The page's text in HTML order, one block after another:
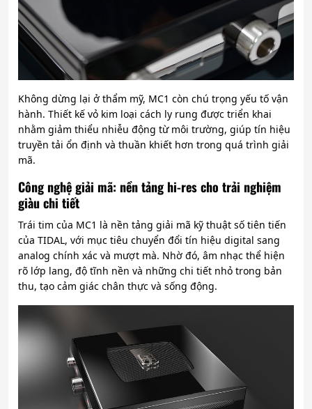
Không dừng lại ở thẩm mỹ, MC1 còn chú trọng yếu tố vận
hành. Thiết kế vỏ kim loại cách ly rung được triển khai
nhằm giảm thiểu nhiễu động từ môi trường, giúp tín hiệu
truyền tải ổn định và thuần khiết hơn trong quá trình giải
mã.
Công nghệ giải mã: nền tảng hi-res cho trải nghiệm
giàu chi tiết
Trái tim của MC1 là nền tảng giải mã kỹ thuật số tiên tiến
của TIDAL, với mục tiêu chuyển đổi tín hiệu digital sang
analog chính xác và mượt mà. Nhờ đó, âm nhạc thể hiện
rõ lớp lang, độ tĩnh nền và những chi tiết nhỏ trong bản
thu, tạo cảm giác chân thực và sống động.